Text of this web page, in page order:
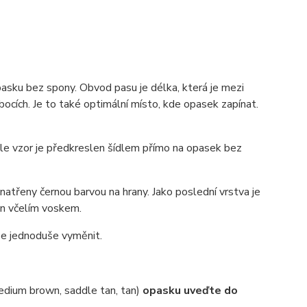
bez spony. Obvod pasu je délka, která je mezi
Je to také optimální místo, kde opasek zapínat.
vzor je předkreslen šídlem přímo na opasek bez
černou barvou na hrany. Jako poslední vrstva je
včelím voskem.
jednoduše vyměnit.
brown, saddle tan, tan) opasku uveďte do